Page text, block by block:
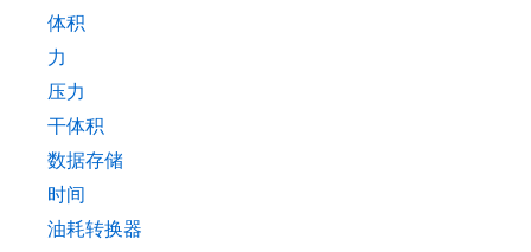
体积
力
压力
干体积
数据存储
时间
油耗转换器